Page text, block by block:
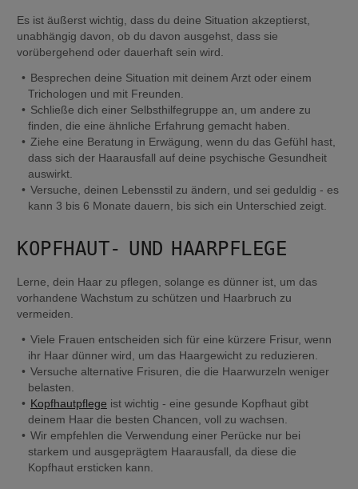
Es ist äußerst wichtig, dass du deine Situation akzeptierst,
unabhängig davon, ob du davon ausgehst, dass sie
vorübergehend oder dauerhaft sein wird.
Besprechen deine Situation mit deinem Arzt oder einem
Trichologen und mit Freunden.
Schließe dich einer Selbsthilfegruppe an, um andere zu
finden, die eine ähnliche Erfahrung gemacht haben.
Ziehe eine Beratung in Erwägung, wenn du das Gefühl hast,
dass sich der Haarausfall auf deine psychische Gesundheit
auswirkt.
Versuche, deinen Lebensstil zu ändern, und sei geduldig - es
kann 3 bis 6 Monate dauern, bis sich ein Unterschied zeigt.
KOPFHAUT- UND HAARPFLEGE
Lerne, dein Haar zu pflegen, solange es dünner ist, um das
vorhandene Wachstum zu schützen und Haarbruch zu
vermeiden.
Viele Frauen entscheiden sich für eine kürzere Frisur, wenn
ihr Haar dünner wird, um das Haargewicht zu reduzieren.
Versuche alternative Frisuren, die die Haarwurzeln weniger
belasten.
Kopfhautpflege ist wichtig - eine gesunde Kopfhaut gibt
deinem Haar die besten Chancen, voll zu wachsen.
Wir empfehlen die Verwendung einer Perücke nur bei
starkem und ausgeprägtem Haarausfall, da diese die
Kopfhaut ersticken kann.